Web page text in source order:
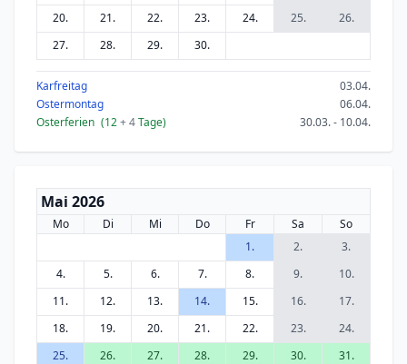
20.
21. 22. 23. 24. 25.
26.
27.
28. 29. 30.
Karfreitag
03.04.
Ostermontag
06.04.
Osterferien (12+ 4Tage) 30.03. - 10.04.
Mai 2026
Mo Di Mi Do Fr Sa
So
1.
2.
3.
4.
5. 6. 7. 8. 9.
10.
11.
12. 13. 14. 15. 16.
17.
18.
19. 20. 21. 22. 23.
24.
25.
26. 27. 28. 29. 30. 31.